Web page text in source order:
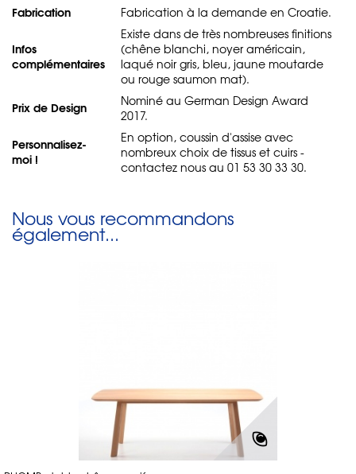
Fabrication Fabrication à la demande en Croatie.
Infos
complémentaires
Existe dans de très nombreuses finitions
(chêne blanchi, noyer américain,
laqué noir gris, bleu, jaune moutarde
ou rouge saumon mat).
Prix de Design
Nominé au German Design Award
2017.
Personnalisez-
moi !
En option, coussin d'assise avec
nombreux choix de tissus et cuirs -
contactez nous au 01 53 30 33 30.
Nous vous recommandons
également...